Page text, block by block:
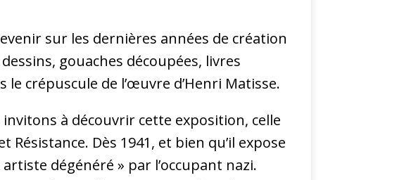
sur les dernières années de création
gouaches découpées, livres
crépuscule de l’œuvre d’Henri Matisse.
à découvrir cette exposition, celle
Dès 1941, et bien qu’il expose
dégénéré » par l’occupant nazi.